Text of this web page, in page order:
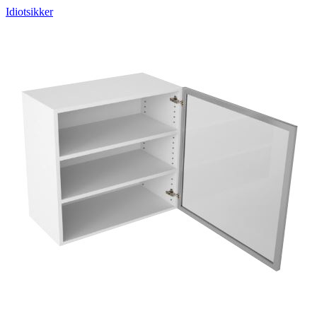
Idiotsikker